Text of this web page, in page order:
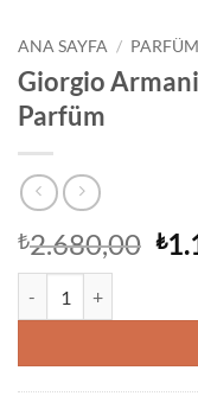
ANA SAYFA /
Giorgio
Parfüm
₺2.680,00 ₺